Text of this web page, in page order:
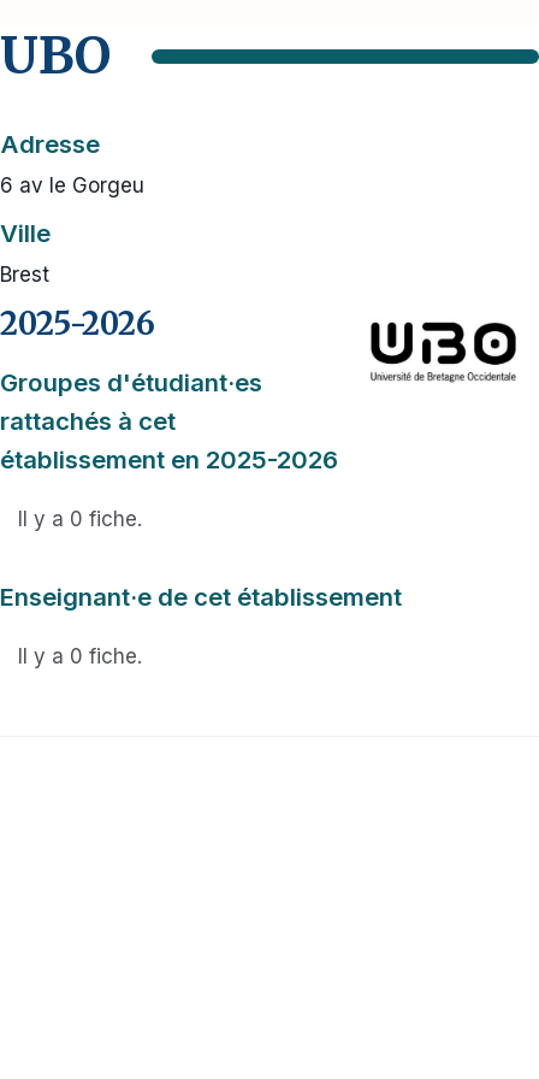
UBO
Adresse
6 av le Gorgeu
Ville
Brest
2025-2026
Groupes d'étudiant·es
rattachés à cet
établissement en 2025-2026
Il y a 0 fiche.
Enseignant·e de cet établissement
Il y a 0 fiche.